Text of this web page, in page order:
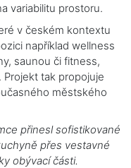
variabilitu prostoru.
v českém kontextu
například wellness
saunou či fitness,
tak propojuje
městského
přinesl sofistikované
přes vestavné
obývací části.